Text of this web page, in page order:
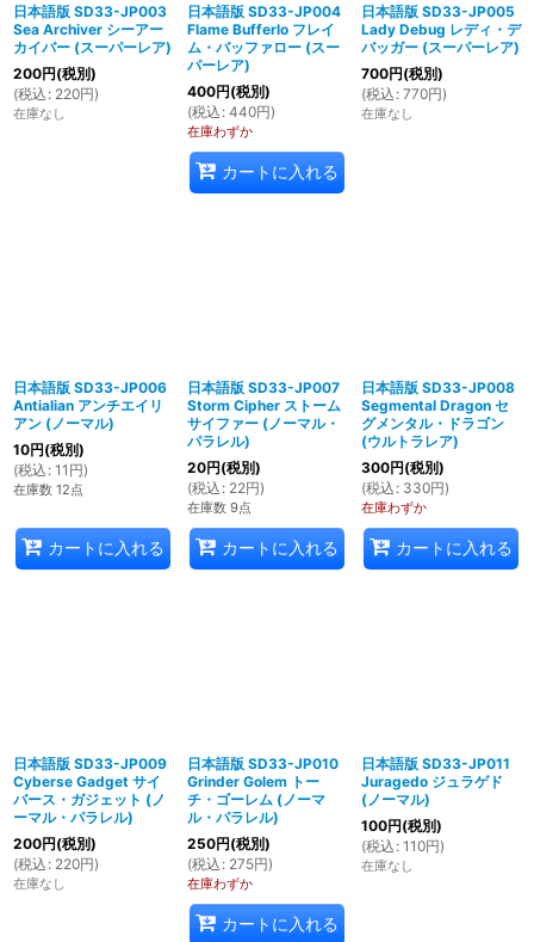
日本語版 SD33-JP003
Sea Archiver シーアー
カイバー (スーパーレア)
200円(税別)
(税込 : 220円)
在庫なし
日本語版 SD33-JP004
Flame Bufferlo フレイ
ム・バッファロー (スー
パーレア)
400円(税別)
(税込 : 440円)
在庫わずか
カートに入れる
日本語版 SD33-JP005
Lady Debug レディ・デ
バッガー (スーパーレア)
700円(税別)
(税込 : 770円)
在庫なし
日本語版 SD33-JP006
Antialian アンチエイリ
アン (ノーマル)
10円(税別)
(税込 : 11 円)
在庫数 12点
カートに入れる
日本語版 SD33-JP007
Storm Cipher ストーム
サイファー (ノーマル・
パラレル)
20円(税別)
(税込 : 22円)
在庫数 9点
カートに入れる
日本語版 SD33-JP008
Segmental Dragon セ
グメンタル・ドラゴン
(ウルトラレア)
300円(税別)
(税込 : 330円)
在庫わずか
カートに入れる
日本語版 SD33-JP009
Cyberse Gadget サイ
バース・ガジェット (ノ
ーマル・パラレル)
200円(税別)
(税込 : 220円)
在庫なし
日本語版 SD33-JP010
Grinder Golem トー
チ・ゴーレム (ノーマ
ル・パラレル)
250円(税別)
(税込 : 275円)
在庫わずか
カートに入れる
日本語版 SD33-JP011
Juragedo ジュラゲド
(ノーマル)
100円(税別)
(税込 : 110円)
在庫なし